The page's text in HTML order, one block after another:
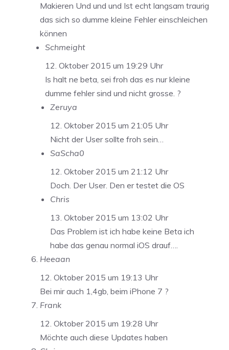
Makieren Und und und Ist echt langsam traurig
das sich so dumme kleine Fehler einschleichen
können
Schmeight
12. Oktober 2015 um 19:29 Uhr
Is halt ne beta, sei froh das es nur kleine
dumme fehler sind und nicht grosse. ?
Zeruya
12. Oktober 2015 um 21:05 Uhr
Nicht der User sollte froh sein…
SaScha0
12. Oktober 2015 um 21:12 Uhr
Doch. Der User. Den er testet die OS
Chris
13. Oktober 2015 um 13:02 Uhr
Das Problem ist ich habe keine Beta ich
habe das genau normal iOS drauf….
Heeaan
12. Oktober 2015 um 19:13 Uhr
Bei mir auch 1,4gb, beim iPhone 7 ?
Frank
12. Oktober 2015 um 19:28 Uhr
Möchte auch diese Updates haben